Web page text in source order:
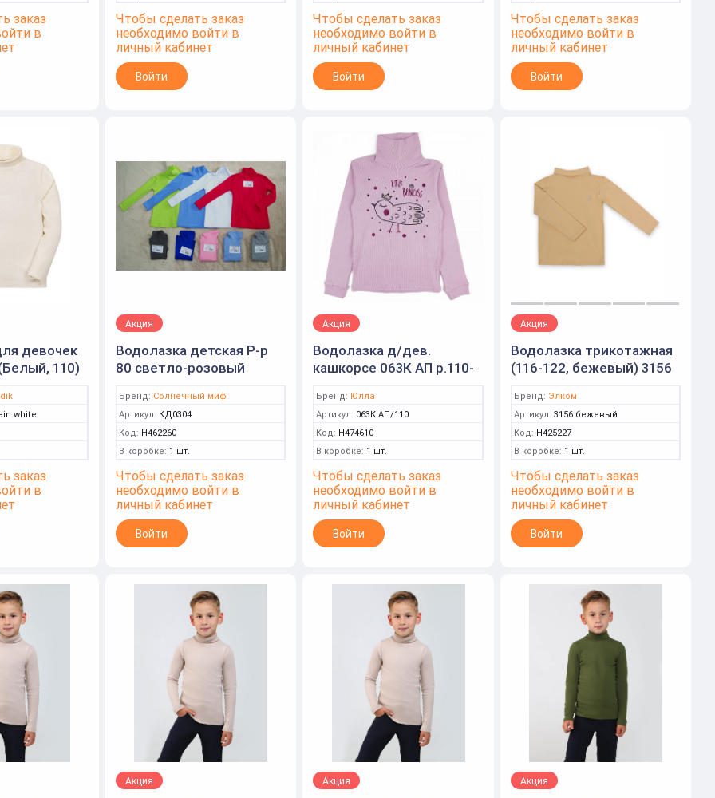
заказ
в
Чтобы сделать заказ
необходимо войти в
личный кабинет
Войти
Чтобы сделать заказ
необходимо войти в
личный кабинет
Войти
Чтобы сделать заказ
необходимо войти в
личный кабинет
Войти
девочек
110)
white
заказ
в
Акция
Водолазка детская Р-р
80 светло-розовый
Бренд: Солнечный миф
Артикул: КД0304
Код: Н462260
В коробке: 1 шт.
Чтобы сделать заказ
необходимо войти в
личный кабинет
Войти
Акция
Водолазка д/дев.
кашкорсе 063К АП р.110-
Бренд: Юлла
Артикул: 063К АП/110
Код: Н474610
В коробке: 1 шт.
Чтобы сделать заказ
необходимо войти в
личный кабинет
Войти
Акция
Водолазка трикотажная
(116-122, бежевый) 3156
Бренд: Элком
Артикул: 3156 бежевый
Код: Н425227
В коробке: 1 шт.
Чтобы сделать заказ
необходимо войти в
личный кабинет
Войти
Акция Акция Акция